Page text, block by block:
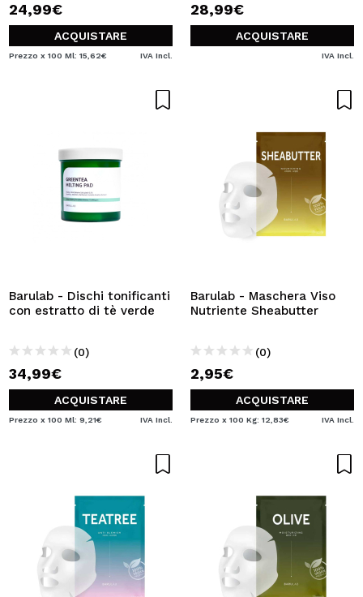
24,99€
ACQUISTARE
Prezzo x 100 Ml: 15,62€ IVA Incl.
28,99€
ACQUISTARE
IVA Incl.
Barulab - Dischi tonificanti
con estratto di tè verde
(0)
34,99€
ACQUISTARE
Prezzo x 100 Ml: 9,21€ IVA Incl.
Barulab - Maschera Viso
Nutriente Sheabutter
(0)
2,95€
ACQUISTARE
Prezzo x 100 Kg: 12,83€ IVA Incl.